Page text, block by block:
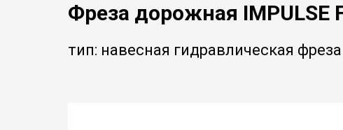
Фреза дорожная IMPULSE
тип: навесная гидравлическая